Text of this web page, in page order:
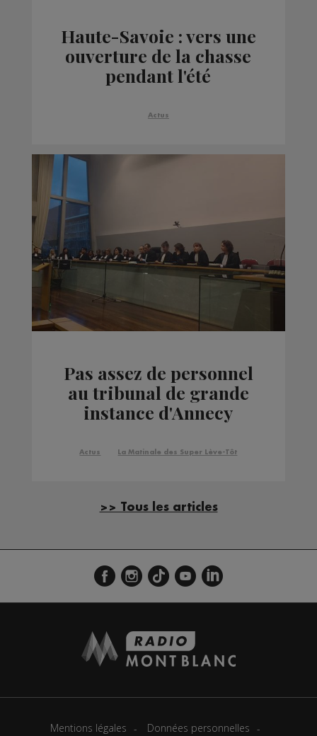
Haute-Savoie : vers une
ouverture de la chasse
pendant l'été
Actus
Pas assez de personnel
au tribunal de grande
instance d'Annecy
Actus La Matinale des Super Lève-Tôt
>> Tous les articles
Mentions légales
Données personnelles